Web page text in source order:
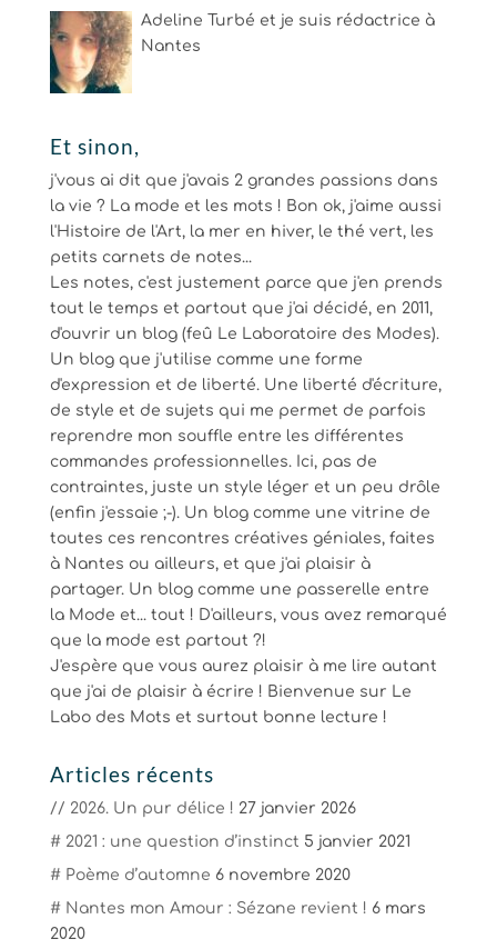
Adeline Turbé et je suis rédactrice à
Nantes
Et sinon,
j'vous ai dit que j'avais 2 grandes passions dans
la vie ? La mode et les mots ! Bon ok, j'aime aussi
l'Histoire de l'Art, la mer en hiver, le thé vert, les
petits carnets de notes...
Les notes, c'est justement parce que j'en prends
tout le temps et partout que j'ai décidé, en 2011,
d'ouvrir un blog (feû Le Laboratoire des Modes).
Un blog que j'utilise comme une forme
d'expression et de liberté. Une liberté d'écriture,
de style et de sujets qui me permet de parfois
reprendre mon souffle entre les différentes
commandes professionnelles. Ici, pas de
contraintes, juste un style léger et un peu drôle
(enfin j'essaie ;-). Un blog comme une vitrine de
toutes ces rencontres créatives géniales, faites
à Nantes ou ailleurs, et que j'ai plaisir à
partager. Un blog comme une passerelle entre
la Mode et... tout ! D'ailleurs, vous avez remarqué
que la mode est partout ?!
J'espère que vous aurez plaisir à me lire autant
que j'ai de plaisir à écrire ! Bienvenue sur Le
Labo des Mots et surtout bonne lecture !
Articles récents
// 2026. Un pur délice ! 27 janvier 2026
# 2021 : une question d’instinct 5 janvier 2021
# Poème d’automne 6 novembre 2020
# Nantes mon Amour : Sézane revient ! 6 mars
2020